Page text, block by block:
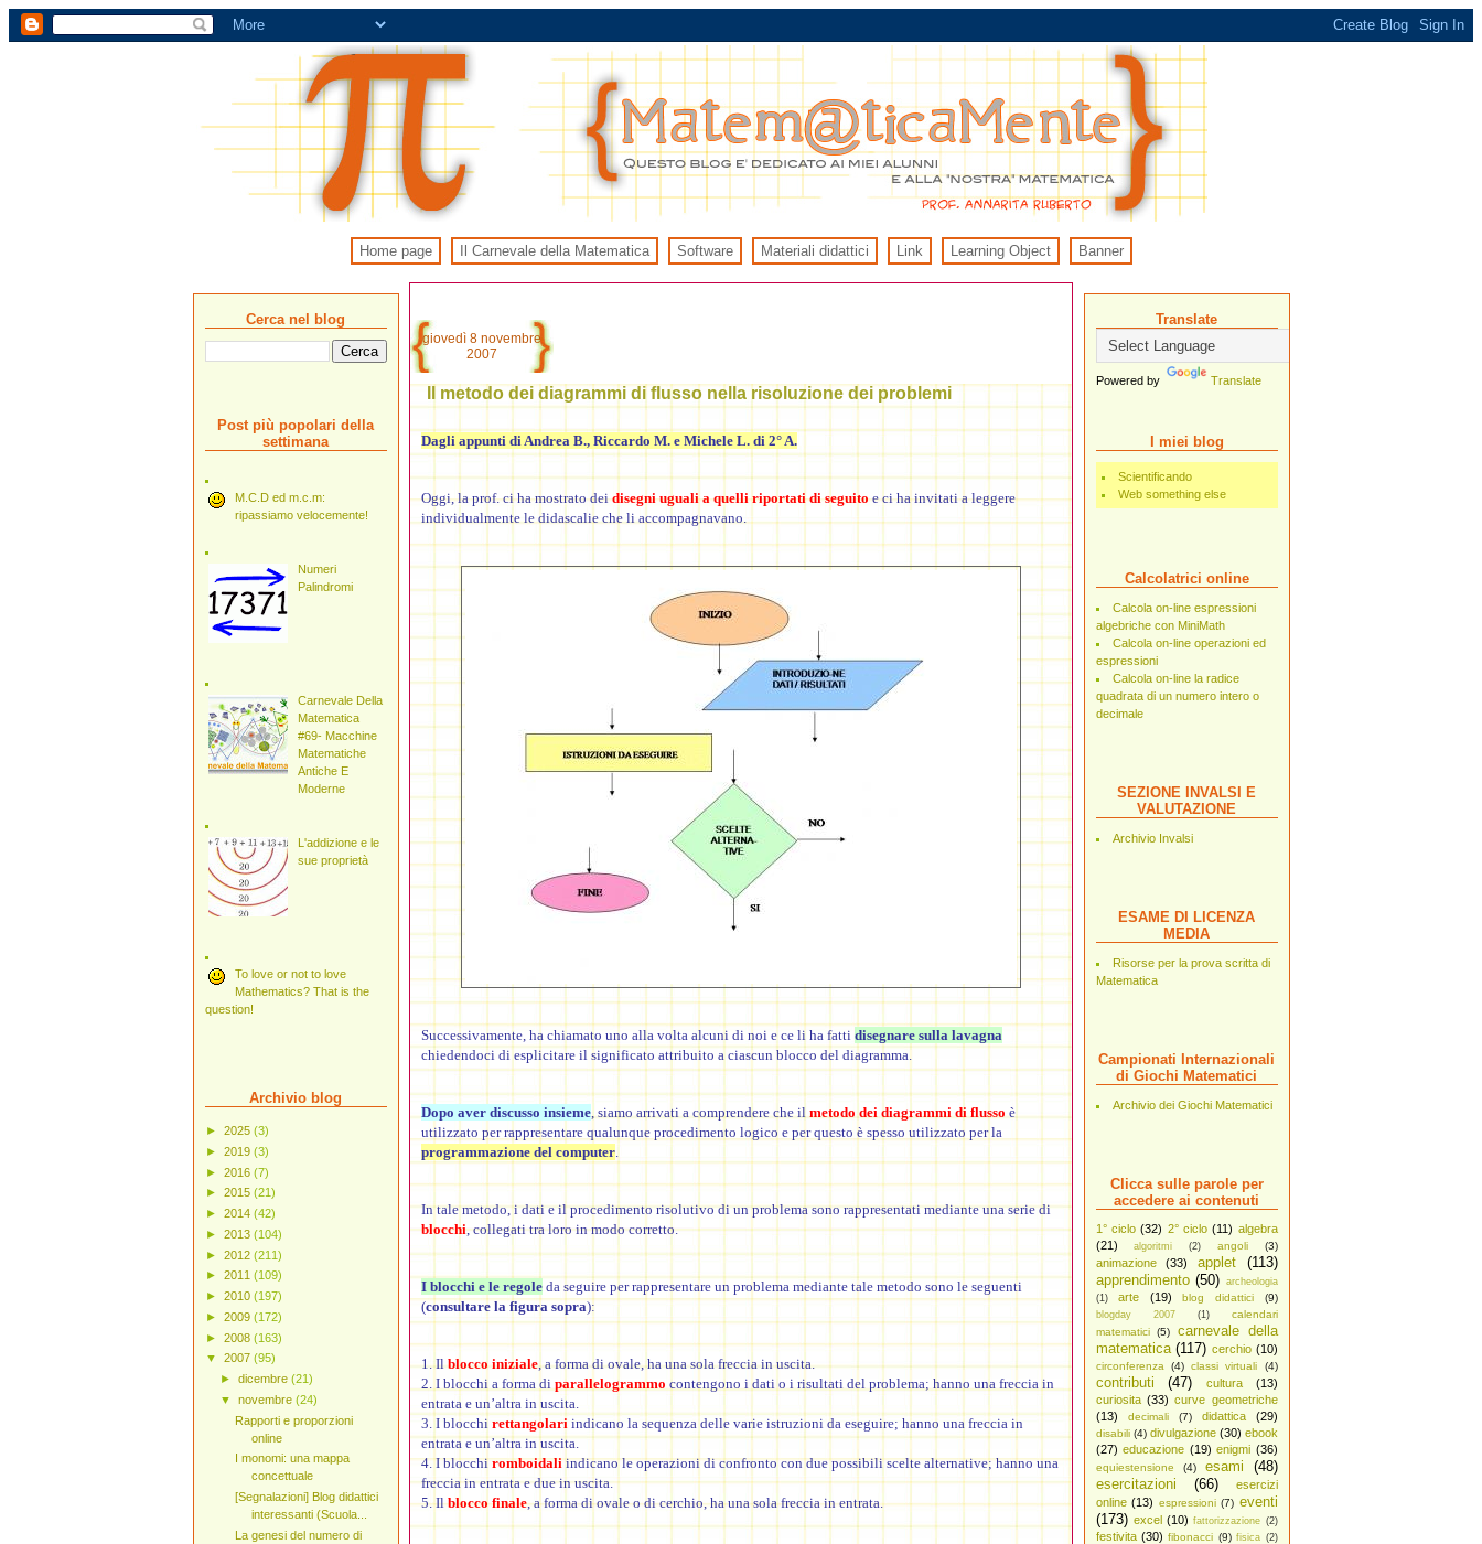
Home page Il Carnevale della Matematica Software Materiali didattici Link Learning Object Banner
Translate
Powered by Translate
I miei blog
Scientificando
Web something else
Calcolatrici online
Calcola on-line espressioni
algebriche con MiniMath
Calcola on-line operazioni ed
espressioni
Calcola on-line la radice
quadrata di un numero intero o
decimale
SEZIONE INVALSI E
VALUTAZIONE
Archivio Invalsi
ESAME DI LICENZA
MEDIA
Risorse per la prova scritta di
Matematica
Campionati Internazionali
di Giochi Matematici
Archivio dei Giochi Matematici
Clicca sulle parole per
accedere ai contenuti
1° ciclo (32) 2° ciclo (11) algebra
(21)
algoritmi (2) angoli (3)
animazione (33) applet
(113)
apprendimento (50) archeologia
(1)
arte (19) blog didattici (9)
blogday 2007 (1)
calendari
matematici
(5)
carnevale della
matematica (117) cerchio (10)
circonferenza (4) classi virtuali (4)
contributi (47) cultura
(13)
curiosita (33) curve geometriche
(13)
decimali (7) didattica (29)
disabili (4) divulgazione (30) ebook
(27) educazione (19) enigmi (36)
equiestensione (4) esami
(48)
esercitazioni
(66)
esercizi
online (13) espressioni (7) eventi
(173) excel (10) fattorizzazione (2)
festivita (30) fibonacci (9) fisica (2)
giovedì 8 novembre
2007
Il metodo dei diagrammi di flusso nella risoluzione dei problemi
Dagli appunti di Andrea B., Riccardo M. e Michele L. di 2° A.
Oggi, la prof. ci ha mostrato deidisegni uguali a quelli riportati di seguitoe ci ha invitati a leggere
individualmente le didascalie che li accompagnavano.
Successivamente, ha chiamato uno alla volta alcuni di noi e ce li ha fatti disegnare sulla lavagna
chiedendoci di esplicitare il significato attribuito a ciascun blocco del diagramma.
Dopo aver discusso insieme, siamo arrivati a comprendere che ilmetodo dei diagrammi di flussoè
utilizzato per rappresentare qualunque procedimento logico e per questo è spesso utilizzato per la
programmazione del computer.
In tale metodo, i dati e il procedimento risolutivo di un problema sono rappresentati mediante una serie di
blocchi, collegati tra loro in modo corretto.
I blocchi e le regoleda seguire per rappresentare un problema mediante tale metodo sono le seguenti
(consultare la figura sopra):
1. Ilblocco iniziale,a forma di ovale, ha una sola freccia in uscita.
2. I blocchi a forma di parallelogrammo contengono i dati o i risultati del problema; hanno una freccia in
entrata e un’altra in uscita.
3. I blocchi rettangolari indicano la sequenza delle varie istruzioni da eseguire; hanno una freccia in
entrata e un’altra in uscita.
4. I blocchiromboidaliindicano le operazioni di confronto con due possibili scelte alternative; hanno una
freccia in entrata e due in uscita.
5. Ilblocco finale,a forma diovale o di cerchio, ha una sola freccia in entrata.
Cerca nel blog
Post più popolari della
settimana
M.C.D ed m.c.m:
ripassiamo velocemente!
Numeri
Palindromi
Carnevale Della
Matematica
#69- Macchine
Matematiche
Antiche E
Moderne
L'addizione e le
sue proprietà
To love or not to love
Mathematics? That is the
question!
Archivio blog
► 2025 (3)
► 2019 (3)
► 2016 (7)
► 2015 (21)
► 2014 (42)
► 2013 (104)
► 2012 (211)
► 2011 (109)
► 2010 (197)
► 2009 (172)
► 2008 (163)
▼ 2007 (95)
► dicembre (21)
▼ novembre (24)
Rapporti e proporzioni
online
I monomi: una mappa
concettuale
[Segnalazioni] Blog didattici
interessanti (Scuola...
La genesi del numero di